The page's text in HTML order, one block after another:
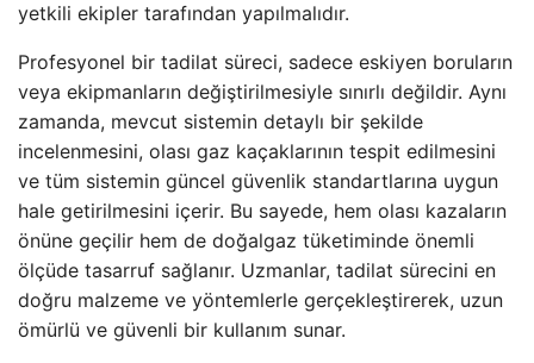
yetkili ekipler tarafından yapılmalıdır.
Profesyonel bir tadilat süreci, sadece eskiyen boruların
veya ekipmanların değiştirilmesiyle sınırlı değildir. Aynı
zamanda, mevcut sistemin detaylı bir şekilde
incelenmesini, olası gaz kaçaklarının tespit edilmesini
ve tüm sistemin güncel güvenlik standartlarına uygun
hale getirilmesini içerir. Bu sayede, hem olası kazaların
önüne geçilir hem de doğalgaz tüketiminde önemli
ölçüde tasarruf sağlanır. Uzmanlar, tadilat sürecini en
doğru malzeme ve yöntemlerle gerçekleştirerek, uzun
ömürlü ve güvenli bir kullanım sunar.